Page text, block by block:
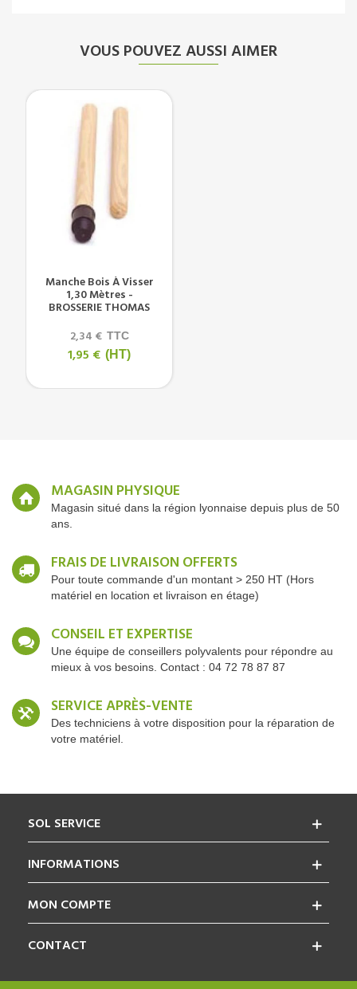
VOUS POUVEZ AUSSI AIMER
Manche Bois À Visser
1,30 Mètres -
BROSSERIE THOMAS
2,34 € TTC
1,95 € (HT)
MAGASIN PHYSIQUE
Magasin situé dans la région lyonnaise depuis plus de 50
ans.
FRAIS DE LIVRAISON OFFERTS
Pour toute commande d'un montant > 250 HT (Hors
matériel en location et livraison en étage)
CONSEIL ET EXPERTISE
Une équipe de conseillers polyvalents pour répondre au
mieux à vos besoins. Contact : 04 72 78 87 87
SERVICE APRÈS-VENTE
Des techniciens à votre disposition pour la réparation de
votre matériel.
INFORMATIONS
MON COMPTE
SOL SERVICE
CONTACT